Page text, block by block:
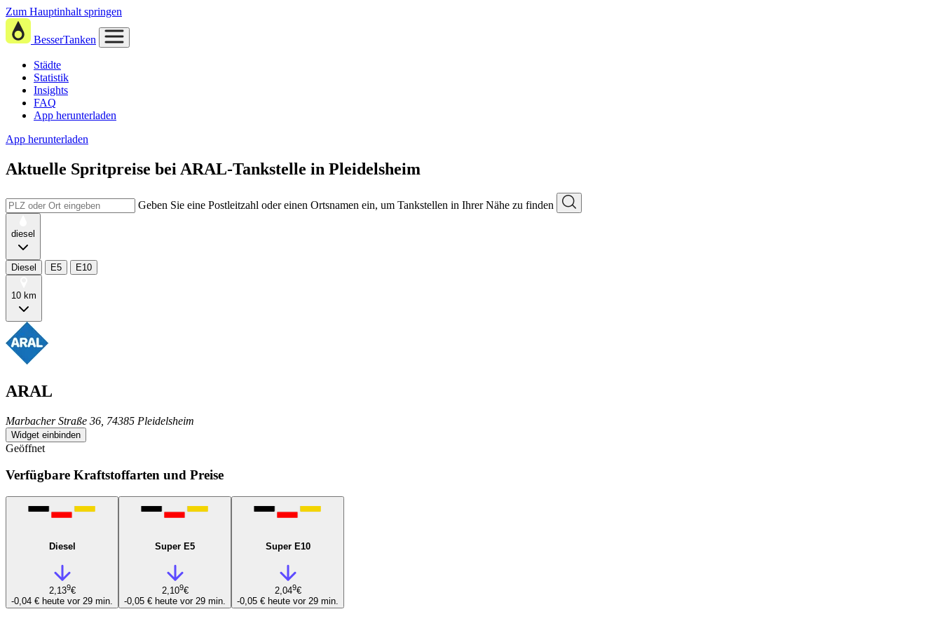
Zum Hauptinhalt springen
BesserTanken
Städte
Statistik
Insights
FAQ
App herunterladen
App herunterladen
Aktuelle Spritpreise bei ARAL-Tankstelle in Pleidelsheim
Geben Sie eine Postleitzahl oder einen Ortsnamen ein, um Tankstellen in Ihrer Nähe zu finden
diesel
Diesel E5 E10
10 km
ARAL
Marbacher Straße 36, 74385 Pleidelsheim
Widget einbinden
Geöffnet
Verfügbare Kraftstoffarten und Preise
Diesel
2,139€
-0,04 € heute vor 29 min.
Super E5
2,109€
-0,05 € heute vor 29 min.
Super E10
2,049€
-0,05 € heute vor 29 min.